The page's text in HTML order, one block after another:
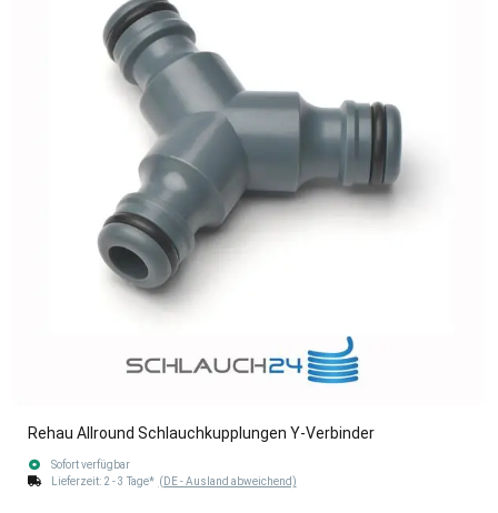
Rehau Allround Schlauchkupplungen Y-Verbinder
Sofort verfügbar
Lieferzeit: 2 - 3 Tage* (DE - Ausland abweichend)